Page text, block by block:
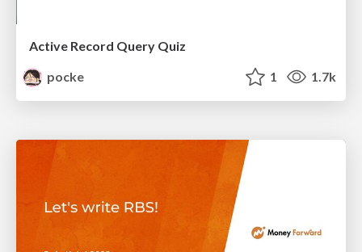
Active Record Query Quiz
pocke
1 1.7k